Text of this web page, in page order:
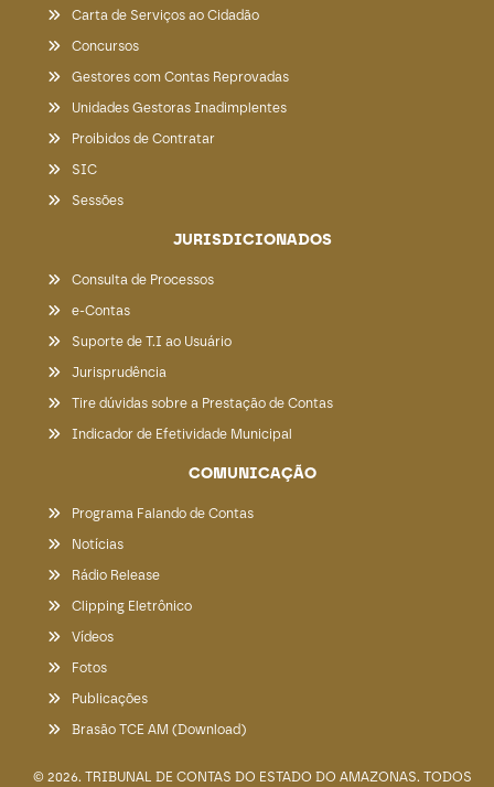
Carta de Serviços ao Cidadão
Concursos
Gestores com Contas Reprovadas
Unidades Gestoras Inadimplentes
Proibidos de Contratar
SIC
Sessões
JURISDICIONADOS
Consulta de Processos
e-Contas
Suporte de T.I ao Usuário
Jurisprudência
Tire dúvidas sobre a Prestação de Contas
Indicador de Efetividade Municipal
COMUNICAÇÃO
Programa Falando de Contas
Notícias
Rádio Release
Clipping Eletrônico
Vídeos
Fotos
Publicações
Brasão TCE AM (Download)
© 2026. TRIBUNAL DE CONTAS DO ESTADO DO AMAZONAS. TODOS